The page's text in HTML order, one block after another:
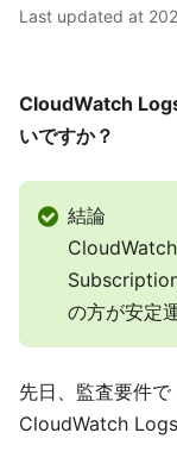
Last updated at
CloudWatch
いですか？
結論
の方が安定
先日、監査要件で
CloudWatch